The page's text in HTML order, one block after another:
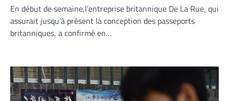
En début de semaine,l’entreprise britannique De La Rue, qui
assurait jusqu’à présent la conception des passeports
britanniques, a confirmé en…